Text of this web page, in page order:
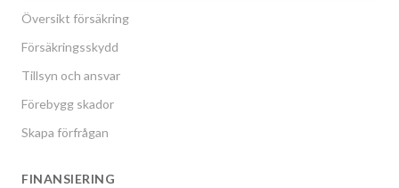
Översikt försäkring
Försäkringsskydd
Tillsyn och ansvar
Förebygg skador
Skapa förfrågan
FINANSIERING